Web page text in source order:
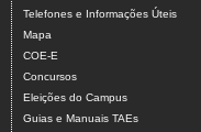
Telefones e Informações Úteis
Mapa
COE-E
Concursos
Eleições do Campus
Guias e Manuais TAEs